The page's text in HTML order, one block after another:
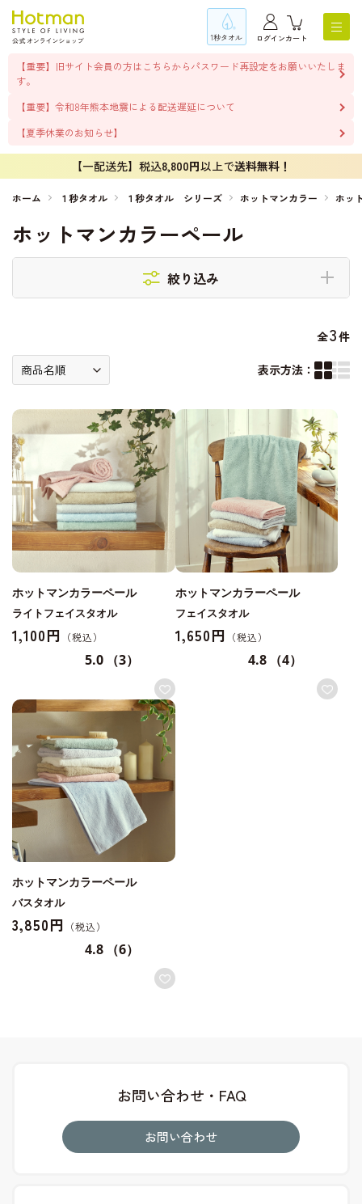
1秒タオル ログインカート
【重要】旧サイト会員の方はこちらからパスワード再設定をお願いいたしま
す。
【重要】令和8年熊本地震による配送遅延について
【夏季休業のお知らせ】
【一配送先】税込8,800円以上で送料無料！
ホーム １秒タオル １秒タオル シリーズ ホットマンカラー ホッ
ホットマンカラーペール
絞り込み
全3件
表示方法：
ホットマンカラーペール
ライトフェイスタオル
1,100円
5.0 （3）
ホットマンカラーペール
フェイスタオル
1,650円
4.8 （4）
ホットマンカラーペール
バスタオル
3,850円
4.8 （6）
お問い合わせ・FAQ
お問い合わせ